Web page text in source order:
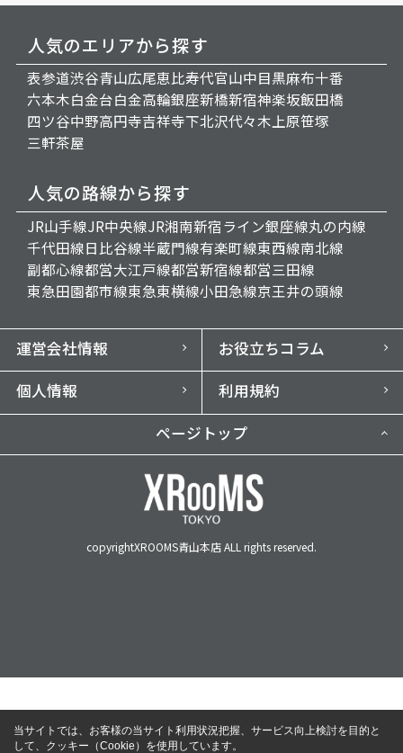
人気のエリアから探す
表参道渋谷青山広尾恵比寿代官山中目黒麻布十番
六本木白金台白金高輪銀座新橋新宿神楽坂飯田橋
四ツ谷中野高円寺吉祥寺下北沢代々木上原笹塚
三軒茶屋
人気の路線から探す
JR山手線JR中央線JR湘南新宿ライン銀座線丸の内線
千代田線日比谷線半蔵門線有楽町線東西線南北線
副都心線都営大江戸線都営新宿線都営三田線
東急田園都市線東急東横線小田急線京王井の頭線
運営会社情報
お役立ちコラム
個人情報
利用規約
ページトップ
copyrightXROOMS青山本店 ALL rights reserved.
当サイトでは、お客様の当サイト利用状況把握、サービス向上検討を目的と
して、クッキー（Cookie）を使用しています。